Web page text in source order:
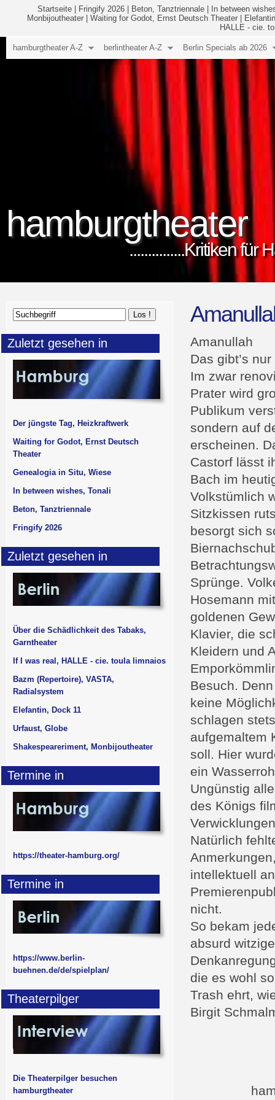
Startseite Fringify 2026 Beton, Tanztriennale
In between
Monbijoutheater
Waiting for Godot, Ernst Deutsch Theater
HALLE - cie.
hamburgtheater
...............Kritiken für
hamburgtheater A-Z berlintheater A-Z Berlin Specials ab 2026
Amanullah
Das gibt’s
Im zwar
Prater wird
Publikum
sondern auf
erscheinen.
Castorf lässt
Bach im
Volkstümlich
Sitzkissen
besorgt sich
Sprünge.
Hosemann
goldenen
Klavier, die
Kleidern und
Besuch.
keine
schlagen
aufgemaltem
soll. Hier
ein
Ungünstig
des Königs
Natürlich
intellektuell
nicht.
So bekam
absurd
die es wohl
Trash ehrt,
Birgit
Zuletzt gesehen in
Der jüngste Tag, Heizkraftwerk
Waiting for Godot, Ernst Deutsch
Theater
Genealogia in Situ, Wiese
In between wishes, Tonali
Beton, Tanztriennale
Fringify 2026
Zuletzt gesehen in
Über die Schädlichkeit des Tabaks,
Garntheater
If I was real, HALLE - cie. toula limnaios
Bazm (Repertoire), VASTA,
Radialsystem
Elefantin, Dock 11
Urfaust, Globe
Shakespeareriment, Monbijoutheater
Termine in
https://theater-hamburg.org/
Termine in
https://www.berlin-
buehnen.de/de/spielplan/
Theaterpilger
Die Theaterpilger besuchen
hamburgtheater